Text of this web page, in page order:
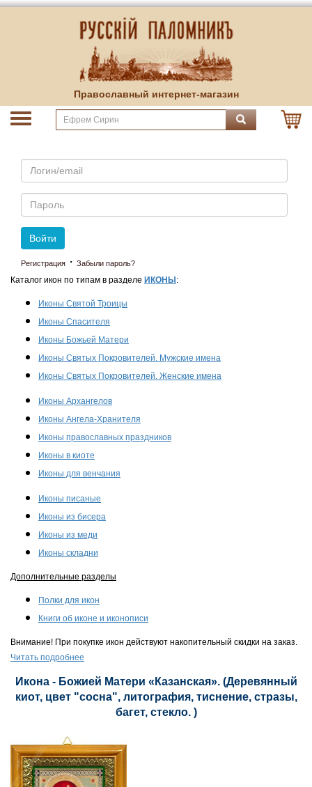
Православный интернет-магазин
Email
Пароль
Войти
Регистрация · Забыли пароль?
Каталог икон по типам в разделе ИКОНЫ :
Иконы Святой Троицы
Иконы Спасителя
Иконы Божьей Матери
Иконы Святых Покровителей. Мужские имена
Иконы Святых Покровителей. Женские имена
Иконы Архангелов
Иконы Ангела-Хранителя
Иконы православных праздников
Иконы в киоте
Иконы для венчания
Иконы писаные
Иконы из бисера
Иконы из меди
Иконы складни
Дополнительные разделы
Полки для икон
Книги об иконе и иконописи
Внимание! При покупке икон действуют накопительный скидки на заказ.
Читать подробнее
Икона - Божией Матери «Казанская». (Деревянный
киот, цвет "сосна", литография, тиснение, стразы,
багет, стекло. )